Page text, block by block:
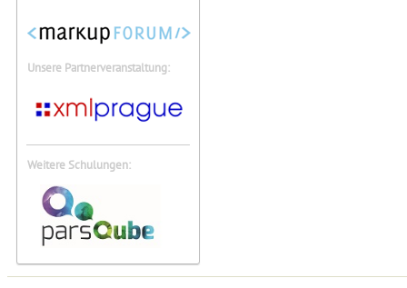
Unsere Partnerveranstaltung:
Weitere Schulungen: